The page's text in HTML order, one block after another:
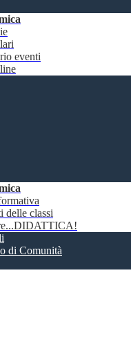
eventi
delle classi
di Comunità